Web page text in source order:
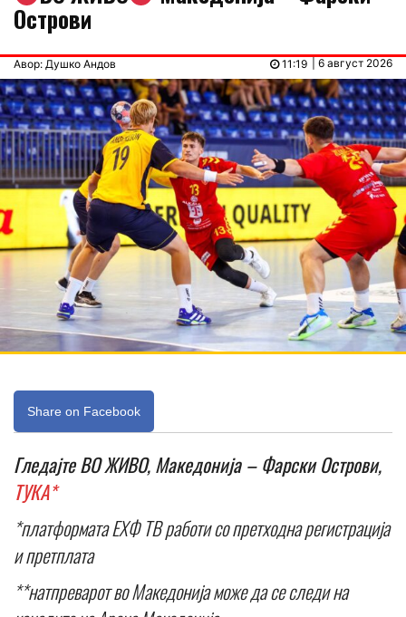
Острови
Авор: Душко Андов | 6 август 2026
11:19
Share on Facebook
Гледајте ВО ЖИВО, Македонија – Фарски Острови,
ТУКА*
*платформата ЕХФ ТВ работи со претходна регистрација
и претплата
**натпреварот во Македонија може да се следи на